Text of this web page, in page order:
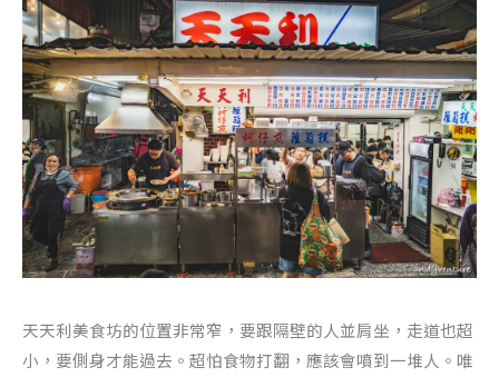
天天利美食坊的位置非常窄，要跟隔壁的人並肩坐，走道也超
小，要側身才能過去。超怕食物打翻，應該會噴到一堆人。唯